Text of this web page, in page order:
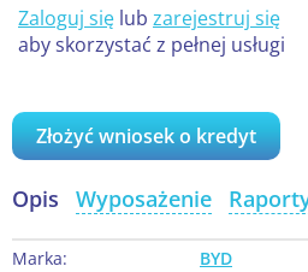
Zaloguj się lub zarejestruj się
aby skorzystać z pełnej usługi
Złożyć wniosek o kredyt
Opis Wyposażenie
Marka:
BYD